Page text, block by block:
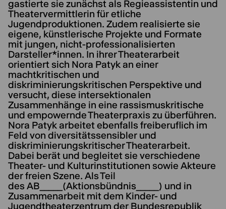
gastierte sie zunächst als Regieassistentin und
Theatervermittlerin für etliche
Jugendproduktionen. Zudem realisierte sie
eigene, künstlerische Projekte und Formate
mit jungen, nicht-professionalisierten
Darsteller*innen. In ihrer Theaterarbeit
orientiert sich Nora Patyk an einer
machtkritischen und
diskriminierungskritischen Perspektive und
versucht, diese intersektionalen
Zusammenhänge in eine rassismuskritische
und empowernde Theaterpraxis zu überführen.
Nora Patyk arbeitet ebenfalls freiberuflich im
Feld von diversitätssensibler und
diskriminierungskritischer Theaterarbeit.
Dabei berät und begleitet sie verschiedene
Theater- und Kulturinstitutionen sowie Akteure
der freien Szene. Als Teil
des AB_____(Aktionsbündnis_____) und in
Zusammenarbeit mit dem Kinder- und
Jugendtheaterzentrum der Bundesrepublik